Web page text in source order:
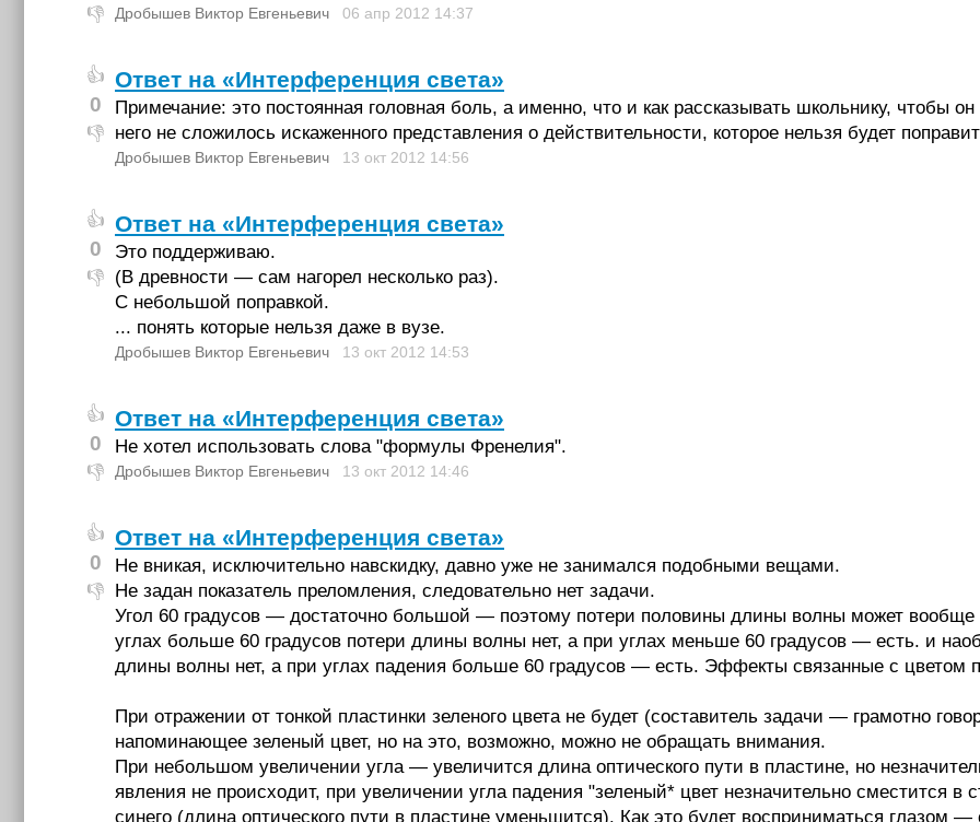
👎 Дробышев Виктор Евгеньевич 06 апр 2012 14:37
👍
0
👎
Ответ на «Интерференция света»
Примечание: это постоянная головная боль, а именно, что и как рассказывать школьнику, чтобы
него не сложилось искаженного представления о действительности, которое нельзя будет
Дробышев Виктор Евгеньевич 13 окт 2012 14:56
👍
0
👎
Ответ на «Интерференция света»
Это поддерживаю.
(В древности — сам нагорел несколько раз).
С небольшой поправкой.
... понять которые нельзя даже в вузе.
Дробышев Виктор Евгеньевич 13 окт 2012 14:53
👍
0
👎
Ответ на «Интерференция света»
Не хотел использовать слова "формулы Френелия".
Дробышев Виктор Евгеньевич 13 окт 2012 14:46
👍
0
👎
Ответ на «Интерференция света»
Не вникая, исключительно навскидку, давно уже не занимался подобными вещами.
Не задан показатель преломления, следовательно нет задачи.
Угол 60 градусов — достаточно большой — поэтому потери половины длины волны может
углах больше 60 градусов потери длины волны нет, а при углах меньше 60 градусов — есть. и
длины волны нет, а при углах падения больше 60 градусов — есть. Эффекты связанные с
При отражении от тонкой пластинки зеленого цвета не будет (составитель задачи — грамотно
напоминающее зеленый цвет, но на это, возможно, можно не обращать внимания.
При небольшом увеличении угла — увеличится длина оптического пути в пластине, но
явления не происходит, при увеличении угла падения "зеленый* цвет незначительно сместится
синего (длина оптического пути в пластине уменьшится). Как это будет восприниматься глазом —